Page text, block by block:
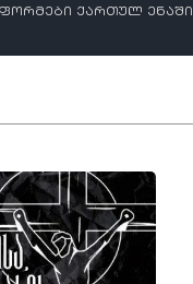
ქართულ ენაში